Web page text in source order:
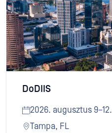
DoDIIS
2026. augusztus 9–12.
Tampa, FL